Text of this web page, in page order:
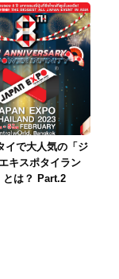
イで大人気の「ジ
キスポタイラン
とは？ Part.2